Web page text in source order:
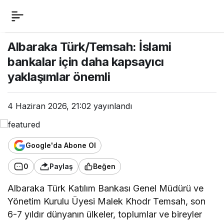
Albaraka Türk/Temsah: İslami
bankalar için daha kapsayıcı
yaklaşımlar önemli
4 Haziran 2026, 21:02 yayınlandı
Google'da Abone Ol
0 Paylaş Beğen
Albaraka Türk Katılım Bankası Genel Müdürü ve
Yönetim Kurulu Üyesi Malek Khodr Temsah, son
6-7 yıldır dünyanın ülkeler, toplumlar ve bireyler
Albaraka Türk/Temsah:
İslami bankalar için
daha kapsayıcı
yaklaşımlar önemli